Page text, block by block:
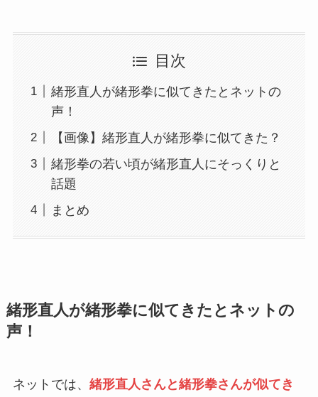
目次
緒形直人が緒形拳に似てきたとネットの
声！
【画像】緒形直人が緒形拳に似てきた？
緒形拳の若い頃が緒形直人にそっくりと
話題
まとめ
緒形直人が緒形拳に似てきたとネットの
声！
ネットでは、 緒形直人さんと緒形拳さんが似てき